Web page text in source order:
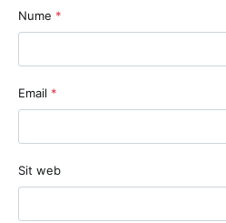
Nume *
Email *
Sit web